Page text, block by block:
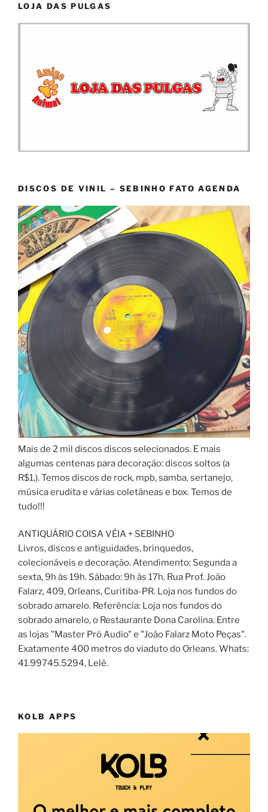
LOJA DAS PULGAS
DISCOS DE VINIL – SEBINHO FATO AGENDA
Mais de 2 mil discos discos selecionados. E mais
algumas centenas para decoração: discos soltos (a
R$1,). Temos discos de rock, mpb, samba, sertanejo,
música erudita e várias coletâneas e box. Temos de
tudo!!!
ANTIQUÁRIO COISA VÉIA + SEBINHO
Livros, discos e antiguidades, brinquedos,
colecionáveis e decoração. Atendimento: Segunda a
sexta, 9h às 19h. Sábado: 9h às 17h. Rua Prof. João
Falarz, 409, Orleans, Curitiba-PR. Loja nos fundos do
sobrado amarelo. Referência: Loja nos fundos do
sobrado amarelo, o Restaurante Dona Carolina. Entre
as lojas "Master Pró Audio" e "João Falarz Moto Peças".
Exatamente 400 metros do viaduto do Orleans. Whats:
41.99745.5294, Lelê.
KOLB APPS